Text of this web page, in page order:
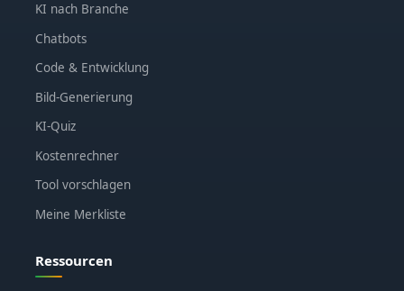
KI nach Branche
Chatbots
Code & Entwicklung
Bild-Generierung
KI-Quiz
Kostenrechner
Tool vorschlagen
Meine Merkliste
Ressourcen